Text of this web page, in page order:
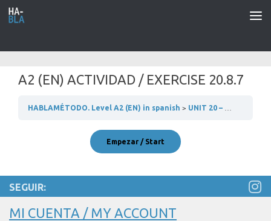
Saltar al contenido
A2 (EN) ACTIVIDAD / EXERCISE 20.8.7
HABLAMÉTODO. Level A2 (EN) in spanish UNIT 20 – VAMOS A COCINAR
SEGUIR:
MI CUENTA / MY ACCOUNT